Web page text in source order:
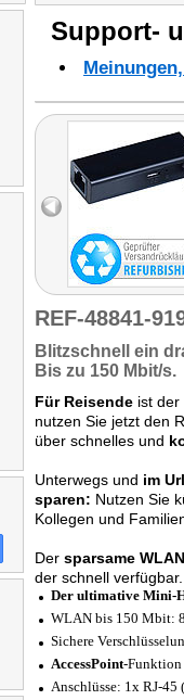
Support-
REF-48841-
Blitzschnell ein
Bis zu 150 Mbit/s.
Für Reisende ist der
nutzen Sie jetzt den
über schnelles und
Unterwegs und im
sparen: Nutzen Sie
Kollegen und
Der sparsame
der schnell
Der ultimative Mini-
WLAN bis 150 Mbit:
Sichere
AccessPoint-Funktion
Anschlüsse: 1x RJ-